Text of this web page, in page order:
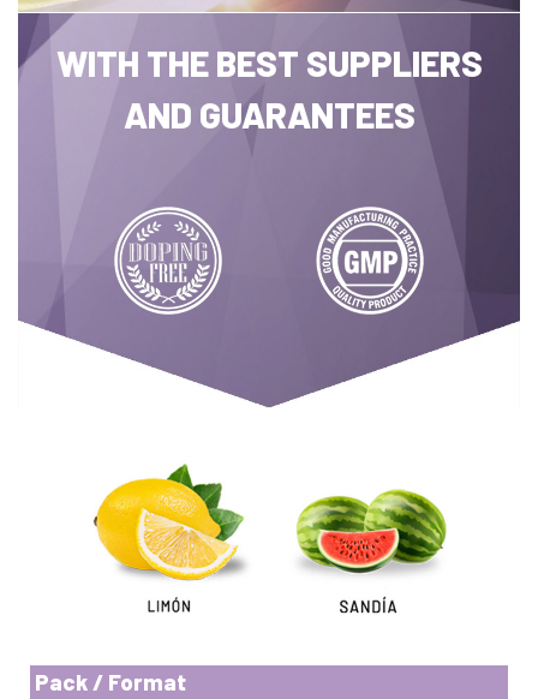
WITH THE BEST SUPPLIERS
AND GUARANTEES
Pack / Format